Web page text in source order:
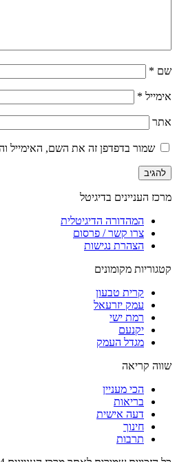
שם *
אימייל *
אתר
שמור בדפדפן זה את השם, האימייל
מרכז העניינים בדיגיטל
המהדורה הדיגיטלית
צרו קשר / פרסום
הצהרת נגישות
קטגוריות מקומונים
קרית טבעון
עמק יזרעאל
רמת ישי
יקנעם
מגדל העמק
שווה קריאה
הכי מעניין
בריאות
דעה אישית
חינוך
תרבות